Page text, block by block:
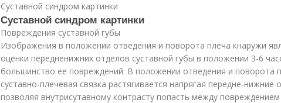
Суставной синдром картинки
Суставной синдром картинки
Повреждения суставной губы
Изображения в положении отведения и поворота плеча кнаружи
оценки передненижних отделов суставной губы в положении 3-6
большинство ее повреждений. В положении отведения и поворота
суставно-плечевая связка растягивается напрягая передне-нижние
позволяя внутрисутавному контрасту попасть между повреждением